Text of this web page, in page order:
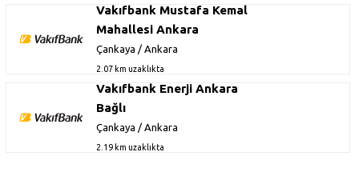
Vakıfbank Mustafa Kemal
Mahallesi Ankara
Çankaya / Ankara
2.07 km uzaklıkta
Vakıfbank Enerji Ankara
Bağlı
Çankaya / Ankara
2.19 km uzaklıkta